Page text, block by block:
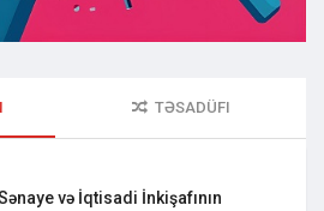
TƏSADÜFI
və İqtisadi İnkişafının